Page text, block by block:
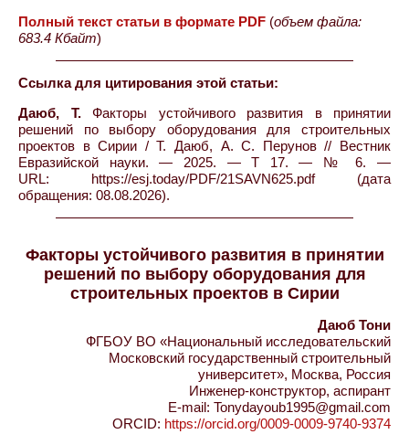
Полный текст статьи в формате PDF (объем файла:
683.4 Кбайт)
Ссылка для цитирования этой статьи:
Даюб, Т.Факторы устойчивого развития в принятии
решений по выбору оборудования для строительных
проектов в Cирии / Т. Даюб, А. С. Перунов // Вестник
Евразийской науки. — 2025. — Т 17. — № 6. —
URL: https://esj.today/PDF/21SAVN625.pdf (дата
обращения: 08.08.2026).
Факторы устойчивого развития в принятии
решений по выбору оборудования для
строительных проектов в Cирии
Даюб Тони
ФГБОУ ВО «Национальный исследовательский
Московский государственный строительный
университет», Москва, Россия
Инженер-конструктор, аспирант
E-mail: Tonydayoub1995@gmail.com
ORCID: https://orcid.org/0009-0009-9740-9374